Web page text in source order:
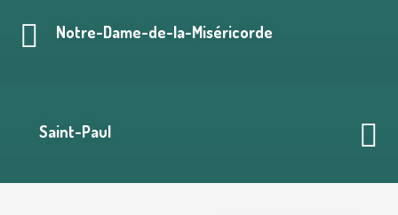
Notre-Dame-de-la-Miséricorde
Saint-Paul